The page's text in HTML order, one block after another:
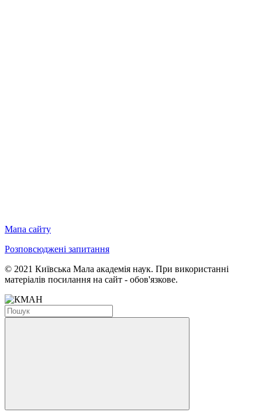
Мапа сайту
Розповсюджені запитання
© 2021 Київська Мала академія наук. При використанні
матеріалів посилання на сайт - обов'язкове.